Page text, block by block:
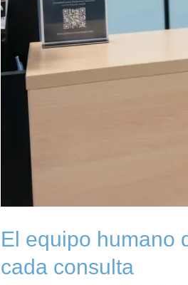
El equipo humano
cada consulta
consulta